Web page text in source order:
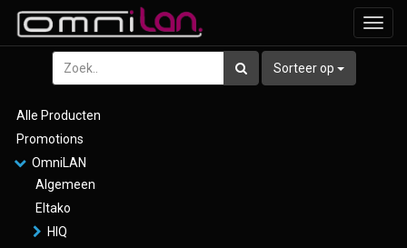
Sorteer op
Alle Producten
Promotions
OmniLAN
Algemeen
Eltako
HIQ